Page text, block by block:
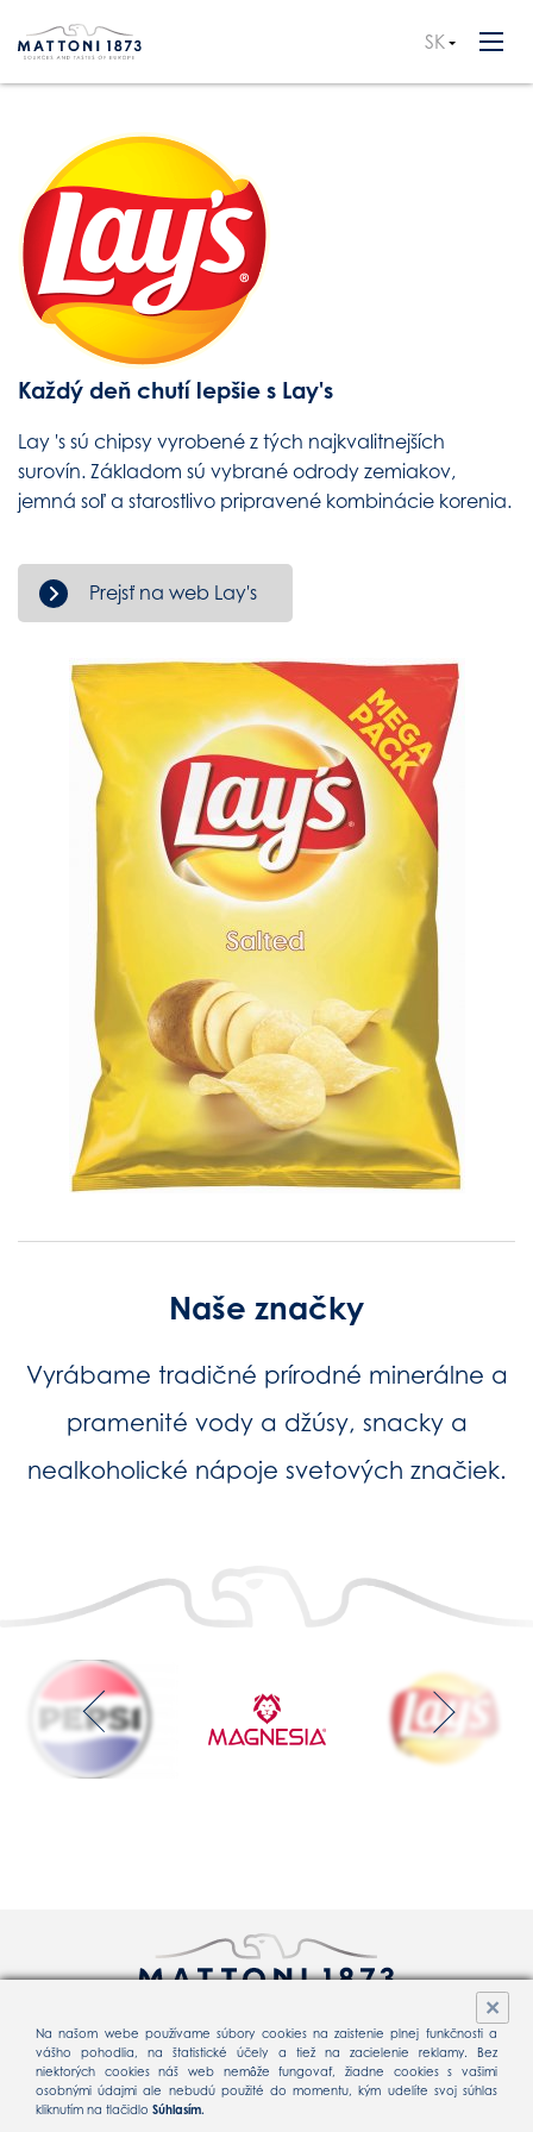
SK
Každý deň chutí lepšie s Lay's
Lay 's sú chipsy vyrobené z tých najkvalitnejších
surovín. Základom sú vybrané odrody zemiakov,
jemná soľ a starostlivo pripravené kombinácie korenia.
Prejsť na web Lay's
Naše značky
Vyrábame tradičné prírodné minerálne a
pramenité vody a džúsy, snacky a
nealkoholické nápoje svetových značiek.
Spracovanie osobných údajov
Cookie
Všeobecné obchodné podmienky
×
Na našom webe používame súbory cookies na zaistenie plnej funkčnosti a
vášho pohodlia, na štatistické účely a tiež na zacielenie reklamy. Bez
niektorých cookies náš web nemôže fungovať, žiadne cookies s vašimi
osobnými údajmi ale nebudú použité do momentu, kým udelíte svoj súhlas
kliknutím na tlačidlo Súhlasím.